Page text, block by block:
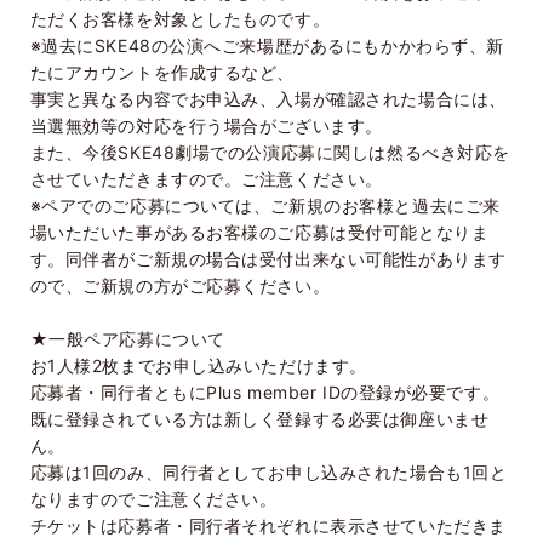
ただくお客様を対象としたものです。
※過去に SKE48の公演へご来場歴があるにもかかわらず、新
たにアカウントを作成するなど、
事実と異なる内容でお申込み、入場が確認された場合には、
当選無効等の対応を行う場合がございます。
また、今後SKE48劇場での公演応募に関しは然るべき対応を
させていただきますので。ご注意ください。
※ペアでのご応募については、ご新規のお客様と過去にご来
場いただいた事があるお客様のご応募は受付可能となりま
す。同伴者がご新規の場合は受付出来ない可能性があります
ので、ご新規の方がご応募ください。
★一般ペア応募について
お1 人様2枚までお申し込みいただけます。
応募者・同行者ともにPlus member IDの登録が必要です。
既に登録されている方は新しく登録する必要は御座いませ
ん。
応募は1 回のみ、同行者としてお申し込みされた場合も1回と
なりますのでご注意ください。
チケットは応募者・同行者それぞれに表示させていただきま